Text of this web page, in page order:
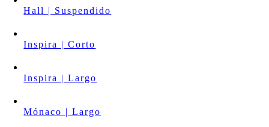
Hall | Suspendido
Inspira | Corto
Inspira | Largo
Mónaco | Largo